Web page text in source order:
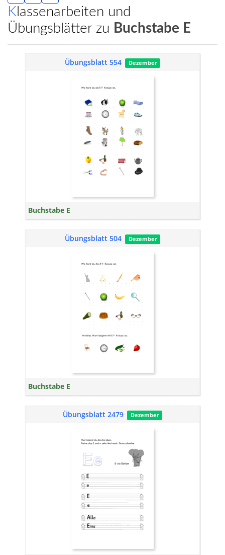
Klassenarbeiten und
Übungsblätter zu Buchstabe E
Übungsblatt 554 Dezember
Buchstabe E
Übungsblatt 504 Dezember
Buchstabe E
Übungsblatt 2479 Dezember